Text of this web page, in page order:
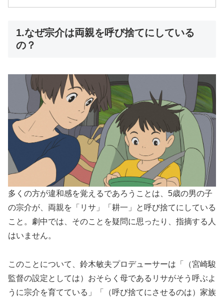
1.なぜ宗介は両親を呼び捨てにしている
の？
多くの方が違和感を覚えるであろうことは、5歳の男の子
の宗介が、両親を「リサ」「耕一」と呼び捨てにしている
こと。劇中では、そのことを疑問に思ったり、指摘する人
はいません。
このことについて、鈴木敏夫プロデューサーは「（宮崎駿
監督の設定としては）おそらく母であるリサがそう呼ぶよ
うに宗介を育てている」「（呼び捨てにさせるのは）家族